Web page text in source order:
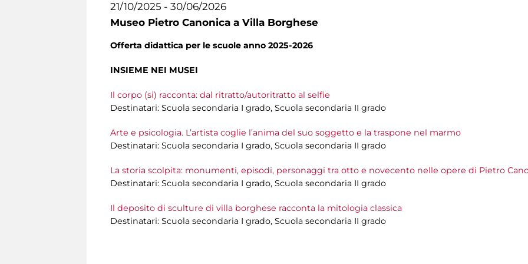
21/10/2025 - 30/06/2026
Museo Pietro Canonica a Villa Borghese
Offerta didattica per le scuole anno 2025-2026
INSIEME NEI MUSEI
Il corpo (si) racconta: dal ritratto/autoritratto al selfie
Destinatari: Scuola secondaria I grado, Scuola secondaria II grado
Arte e psicologia. L’artista coglie l’anima del suo soggetto e la traspone nel marmo
Destinatari: Scuola secondaria I grado, Scuola secondaria II grado
La storia scolpita: monumenti, episodi, personaggi tra otto e novecento nelle opere di Pietro
Destinatari: Scuola secondaria I grado, Scuola secondaria II grado
Il deposito di sculture di villa borghese racconta la mitologia classica
Destinatari: Scuola secondaria I grado, Scuola secondaria II grado